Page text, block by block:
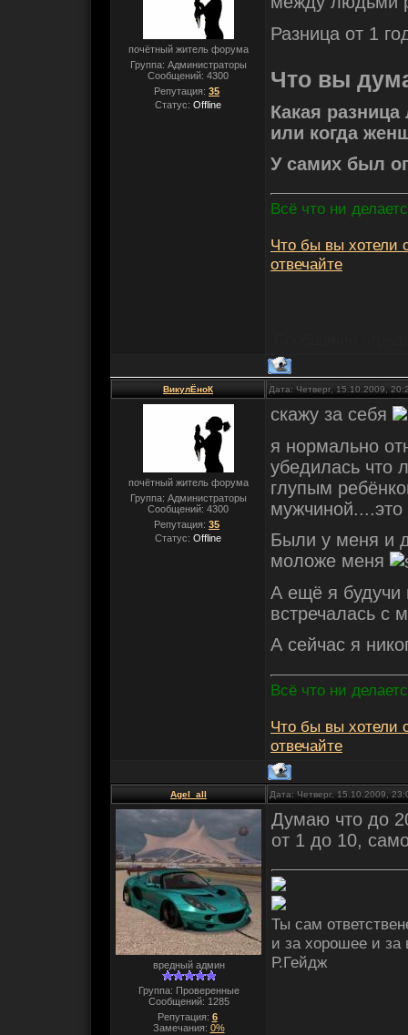
почётный житель форума
Группа: Администраторы
Сообщений: 4300
Репутация: 35
Статус: Offline
Разница от 1
Что вы
Какая
или когда
У самих был
Всё что ни
Что бы вы хотели
отвечайте
ВикулЁноК Дата: Четверг, 15.10.2009,
почётный житель форума
Группа: Администраторы
Сообщений: 4300
Репутация: 35
Статус: Offline
скажу за себя
я нормально
убедилась что
глупым
мужчиной....это
Были у меня и
моложе меня
А ещё я будучи
встречалась с
А сейчас я
Всё что ни
Что бы вы хотели
отвечайте
Agel_all Дата: Четверг, 15.10.2009,
вредный админ
Группа: Проверенные
Сообщений: 1285
Репутация: 6
Замечания: 0%
Думаю что до
от 1 до 10,
Ты сам
и за хорошее и за
Р.Гейдж